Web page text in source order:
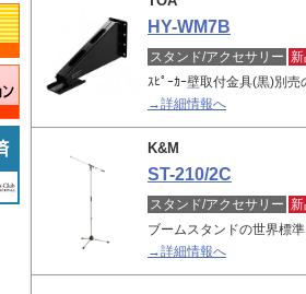
HY-WM7B
スタンド/アクセサリー
ｽﾋﾟｰｶｰ壁取付金具(黒)別
→詳細情報へ
K&M
ST-210/2C
スタンド/アクセサリー
ブームスタンドの世界標
→詳細情報へ